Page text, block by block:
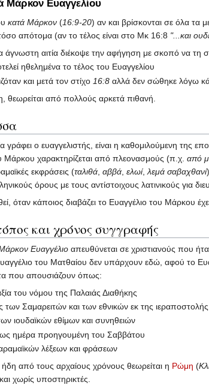
Μάρκον Ευαγγελίου
κατά Μάρκον (16:9-20) αν και βρίσκονται σε όλα τα
απότομα (αν το τέλος είναι στο Μκ 16:8 "...και
άγνωστη αιτία διέκοψε την αφήγηση με σκοπό να τη
ηθελημένα το τέλος του Ευαγγελίου
και μετά τον στίχο 16:8 αλλά δεν σώθηκε λόγω
θεωρείται από πολλούς αρκετά πιθανή.
ο ευαγγελιστής, είναι η καθομιλούμενη της
χαρακτηρίζεται από πλεονασμούς (π.χ. από
εκφράσεις (ταλιθά αββά ελωί, λεμά σαβαχθανί
όρους με τους αντίστοιχους λατινικούς για
όταν κάποιος διαβάζει το Ευαγγέλιο του Μάρκου
και χρόνος συγγραφής
Ευαγγέλιο απευθύνεται σε χριστιανούς που
του Ματθαίου δεν υπάρχουν εδώ, αφού το
που απουσιάζουν όπως:
του νόμου της Παλαιάς Διαθήκης
των Σαμαρειτών και των εθνικών εκ της ιεραποστολής
ιουδαϊκών εθίμων και συνηθειών
ημέρα προηγουμένη του Σαββάτου
λέξεων και φράσεων
από τους αρχαίους χρόνους θεωρείται η Ρώμη (
χωρίς υποστηρικτές.